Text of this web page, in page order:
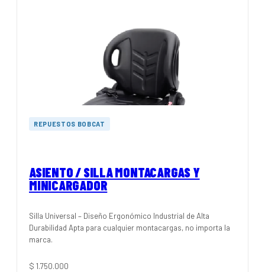
REPUESTOS BOBCAT
ASIENTO / SILLA MONTACARGAS Y
MINICARGADOR
Silla Universal – Diseño Ergonómico Industrial de Alta
Durabilidad Apta para cualquier montacargas, no importa la
marca.
$ 1.750.000